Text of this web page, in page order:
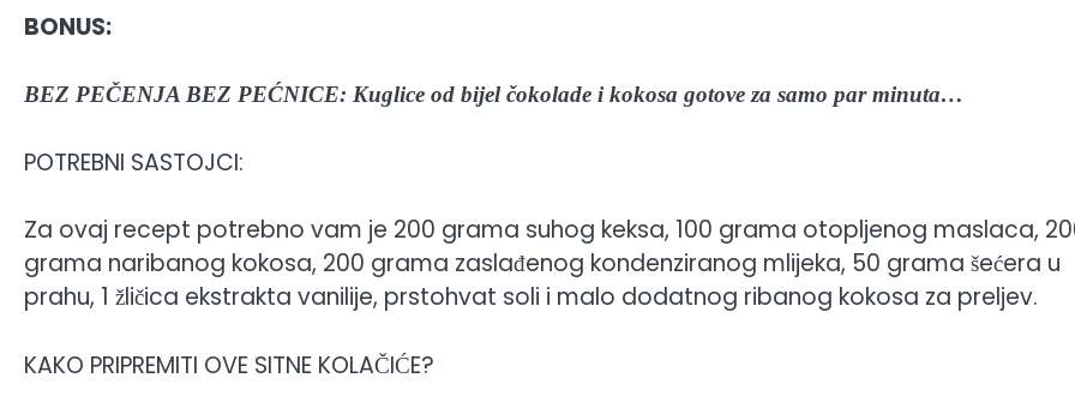
BONUS:
BEZ PEČENJA BEZ PEĆNICE: Kuglice od bijel čokolade i kokosa gotove za samo par minuta…
POTREBNI SASTOJCI:
Za ovaj recept potrebno vam je 200 grama suhog keksa, 100 grama otopljenog maslaca,
grama naribanog kokosa, 200 grama zaslađenog kondenziranog mlijeka, 50 grama šećera u
prahu, 1 žličica ekstrakta vanilije, prstohvat soli i malo dodatnog ribanog kokosa za preljev.
KAKO PRIPREMITI OVE SITNE KOLAČIĆE?